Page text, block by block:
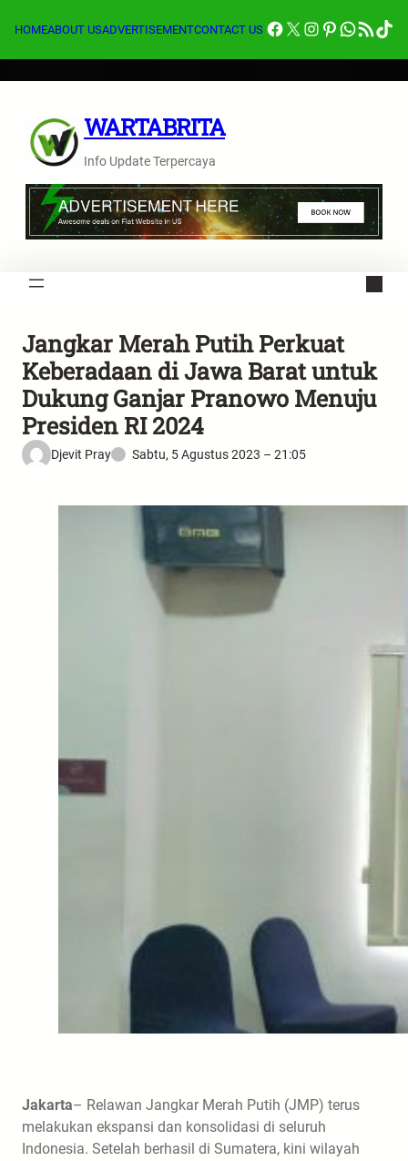
HOMEABOUT USADVERTISEMENTCONTACT US Facebook
X Instagram
Pinterest
Feed RSS
WARTABRITA
Info Update Terpercaya
Jangkar Merah Putih Perkuat
Keberadaan di Jawa Barat untuk
Dukung Ganjar Pranowo Menuju
Presiden RI 2024
Djevit Pray Sabtu, 5 Agustus 2023 – 21:05
Jakarta– Relawan Jangkar Merah Putih (JMP) terus
melakukan ekspansi dan konsolidasi di seluruh
Indonesia. Setelah berhasil di Sumatera, kini wilayah